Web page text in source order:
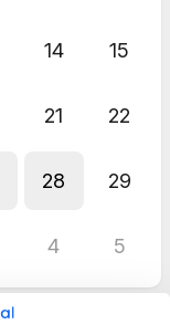
14 15
21 22
28 29
4 5